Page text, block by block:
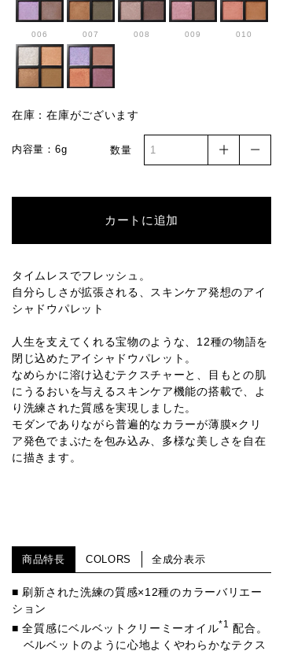
006 007 008 009 010
在庫：在庫がございます
内容量：6g 数量
カートに追加
タイムレスでフレッシュ。
自分らしさが拡張される、スキンケア発想のアイ
シャドウパレット
人生を支えてくれる宝物のような、12種の物語を
閉じ込めたアイシャドウパレット。
なめらかに溶け込むテクスチャーと、目もとの肌
にうるおいを与えるスキンケア機能の搭載で、よ
り洗練された質感を実現しました。
モダンでありながら普遍的なカラーが薄膜×クリ
ア発色でまぶたを包み込み、多様な美しさを自在
に描きます。
商品特長 COLORS 全成分表示
■ 刷新された洗練の質感×12種のカラーバリエー
ション
■ 全質感にベルベットクリーミーオイル*1
配合。
ベルベットのように心地よくやわらかなテクス